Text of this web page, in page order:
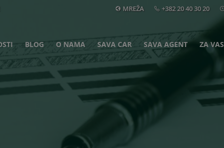
MREŽA +382 20 40 30 20
BLOG O NAMA SAVA CAR SAVA AGENT ZA VAS